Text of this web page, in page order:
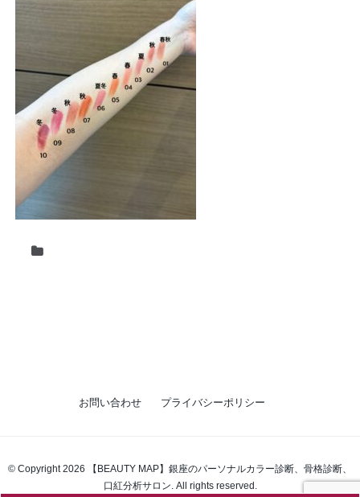
お問い合わせ プライバシーポリシー
© Copyright 2026 【BEAUTY MAP】銀座のパーソナルカラー診断、骨格診断、
口紅分析サロン. All rights reserved.